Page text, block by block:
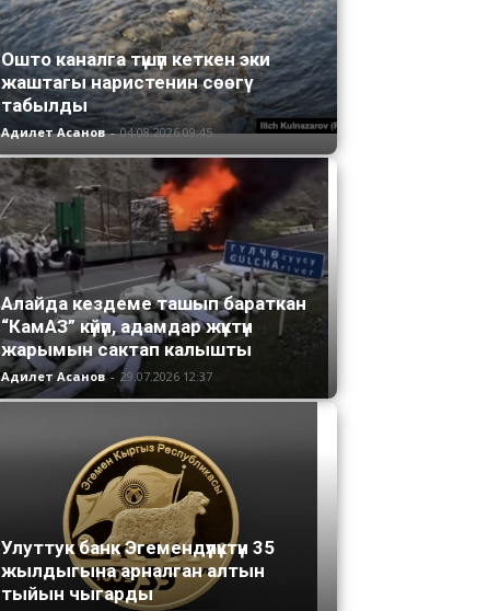
Ошто каналга түшүп кеткен эки
жаштагы наристенин сөөгү
табылды
Адилет Асанов - 04.08.2026 09:45
Алайда кездеме ташып бараткан
“КамАЗ” күйүп, адамдар жүктүн
жарымын сактап калышты
Адилет Асанов - 29.07.2026 12:37
Улуттук банк Эгемендүүлүктүн 35
жылдыгына арналган алтын
тыйын чыгарды